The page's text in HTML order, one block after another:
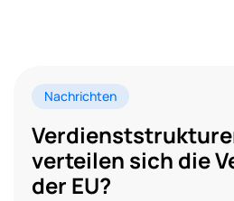
Nachrichten
verteilen sich die
der EU?